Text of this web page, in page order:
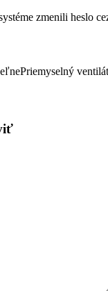
zmenili heslo
Priemyselný